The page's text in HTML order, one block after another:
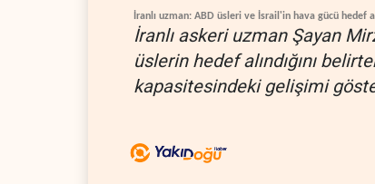
İranlı uzman: ABD üsleri ve İsrail'in hava gücü hedef
İranlı askeri uzman Şayan
üslerin hedef alındığını
kapasitesindeki gelişimi